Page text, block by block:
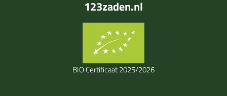
123zaden.nl
BIO Certificaat 2025/2026